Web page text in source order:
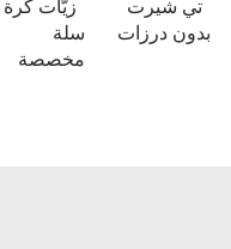
تي شيرت
بدون درزات
زيّات كرة
سلة
مخصصة